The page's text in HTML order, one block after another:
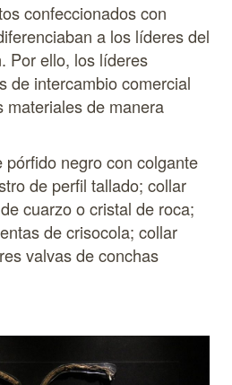
confeccionados con
a los líderes del
Por ello, los líderes
de intercambio comercial
materiales de manera
pórfido negro con colgante
de perfil tallado; collar
cuarzo o cristal de roca;
de crisocola; collar
valvas de conchas